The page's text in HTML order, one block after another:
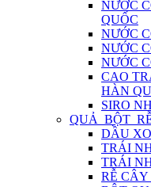
NƯỚC
QUỐC
NƯỚC
NƯỚC
NƯỚC
CAO
HÀN
SIRO
DẦU
TRÁI
TRÁI
RỄ